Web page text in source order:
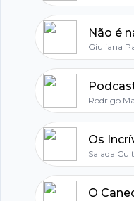
Giuliana
Rodrigo
Salada Cult
O